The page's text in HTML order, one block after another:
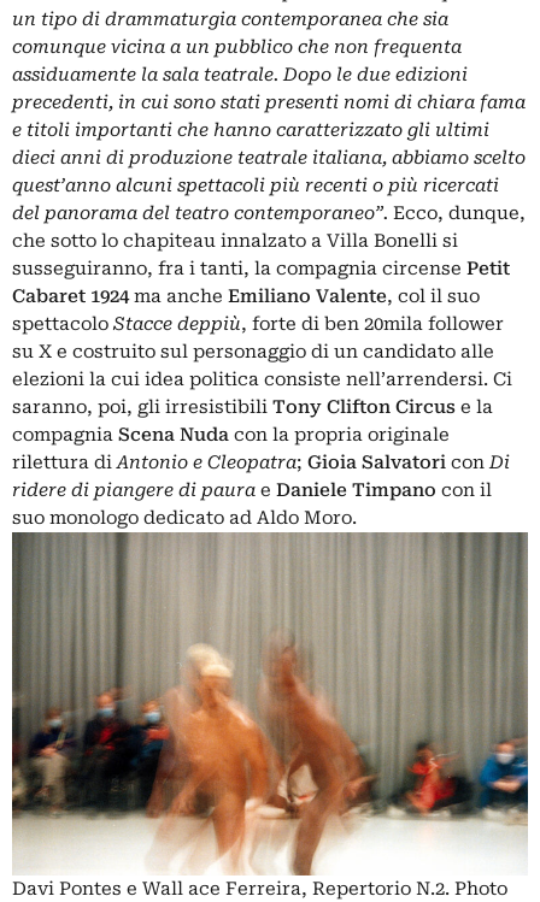
un tipo di drammaturgia contemporanea che sia
comunque vicina a un pubblico che non frequenta
assiduamente la sala teatrale. Dopo le due edizioni
precedenti, in cui sono stati presenti nomi di chiara fama
e titoli importanti che hanno caratterizzato gli ultimi
dieci anni di produzione teatrale italiana, abbiamo scelto
quest’anno alcuni spettacoli più recenti o più ricercati
del panorama del teatro contemporaneo”. Ecco, dunque,
che sotto lo chapiteau innalzato a Villa Bonelli si
susseguiranno, fra i tanti, la compagnia circense Petit
Cabaret 1924ma anche Emiliano Valente, col il suo
spettacolo Stacce deppiù, forte di ben 20mila follower
su X e costruito sul personaggio di un candidato alle
elezioni la cui idea politica consiste nell’arrendersi. Ci
saranno, poi, gli irresistibili Tony Clifton Circus e la
compagnia Scena Nuda con la propria originale
rilettura diAntonio e Cleopatra; Gioia Salvatori conDi
ridere di piangere di paura e Daniele Timpano con il
suo monologo dedicato ad Aldo Moro.
Davi Pontes e Wall ace Ferreira, Repertorio N.2. Photo